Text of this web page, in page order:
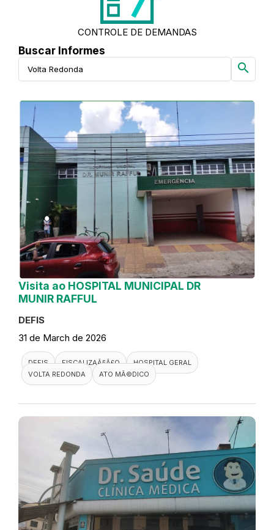
CONTROLE DE DEMANDAS
Buscar Informes
search
Visita ao HOSPITAL MUNICIPAL DR
MUNIR RAFFUL
DEFIS
31 de March de 2026
DEFIS FISCALIZAÃ§Ã£O
HOSPITAL GERAL
VOLTA REDONDA
ATO MÃ©DICO